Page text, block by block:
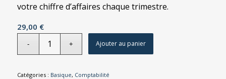
votre chiffre d’affaires chaque trimestre.
29,00 €
Ajouter au panier
Catégories : Basique, Comptabilité